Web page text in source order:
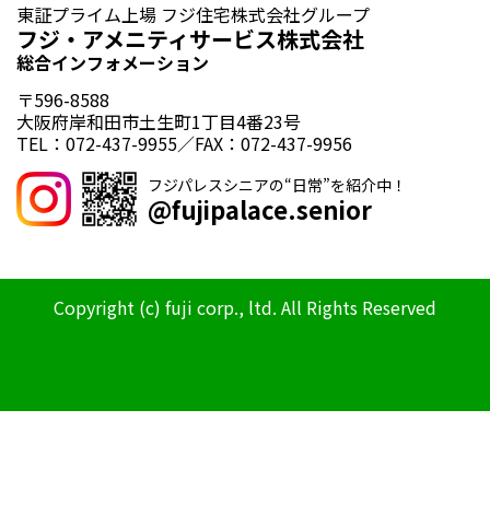
東証プライム上場 フジ住宅株式会社グループ
フジ・アメニティサービス株式会社
総合インフォメーション
〒596-8588
大阪府岸和田市土生町1丁目4番23号
TEL：072-437-9955／FAX：072-437-9956
フジパレスシニアの“日常”を紹介中！
@fujipalace.senior
Copyright (c) fuji corp., ltd. All Rights Reserved